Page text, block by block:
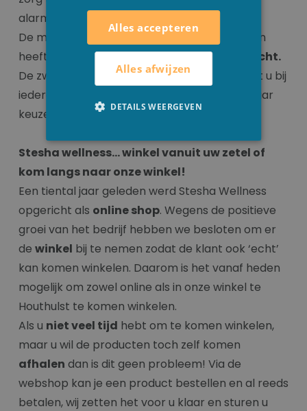
alarmsystemen kunt u ook bij ons vinden.
De mooie ronde afwerking van de randstenen
heeft het zwembad eenmooi elegant uitzicht.
De zwembad randstenen zijn zo gemaakt dat u bij
iedere vorm van zwembad een randsteen naar
keuze kan gebruiken.
Stesha wellness… winkel vanuit uw zetel of
kom langs naar onze winkel!
Een tiental jaar geleden werd Stesha Wellness
opgericht als online shop. Wegens de positieve
groei van het bedrijf hebben we besloten om er
de winkel bij te nemen zodat de klant ook ‘echt’
kan komen winkelen. Daarom is het vanaf heden
mogelijk om zowel online als in onze winkel te
Houthulst te komen winkelen.
Als u niet veel tijd hebt om te komen winkelen,
maar u wil de producten toch zelf komen
afhalen dan is dit geen probleem! Via de
webshop kan je een product bestellen en al reeds
betalen, wij zetten het voor u klaar en sturen u
Alles accepteren
Alles afwijzen
DETAILS WEERGEVEN